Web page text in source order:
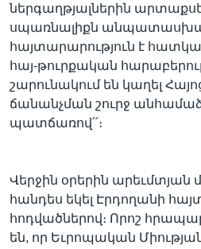
ներգաղթյալներին
սպառնալիքն
հայտարարություն է
հայ-թուրքական
շարունակում են կաղել
ճանանչման շուրջ
պատճառով՛՛։
Վերջին օրերին արեւմտյան
հանդես եկել Էրդողանի
հոդվածներով։ Որոշ
են, որ Եւրոպական